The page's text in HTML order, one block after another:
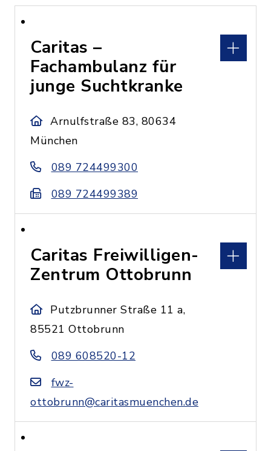
Caritas –
Fachambulanz für
junge Suchtkranke
Arnulfstraße 83, 80634
München
089 724499300
089 724499389
Caritas Freiwilligen-
Zentrum Ottobrunn
Putzbrunner Straße 11 a,
85521 Ottobrunn
089 608520-12
fwz-
ottobrunn@caritasmuenchen.de